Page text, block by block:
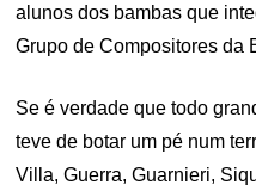
alunos dos bambas que
Grupo de Compositores da
Se é verdade que todo
teve de botar um pé num
Villa, Guerra, Guarnieri,